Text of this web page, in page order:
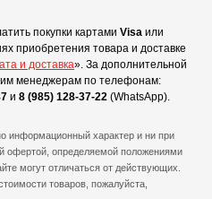
покупки картами Visa или
приобретения товара и доставке
и доставка». За дополнительной
менеджерам по телефонам:
и 8 (985) 128-37-22 (WhatsApp).
информационный характер и ни при
офертой, определяемой положениями
могут отличаться от действующих.
товаров, пожалуйста,